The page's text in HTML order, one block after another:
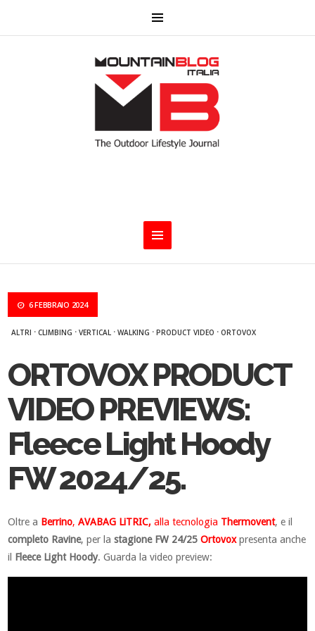
6 FEBBRAIO 2024
ALTRI ·CLIMBING ·VERTICAL ·WALKING ·PRODUCT VIDEO ·ORTOVOX
ORTOVOX PRODUCT
VIDEO PREVIEWS:
Fleece Light Hoody
FW 2024/25.
Oltre a Berrino,AVABAG LiTRIC,alla tecnologia Thermovent, e il
completo Ravine, per lastagione FW 24/25Ortovox presenta anche
il
Fleece Light Hoody. Guarda la video preview: